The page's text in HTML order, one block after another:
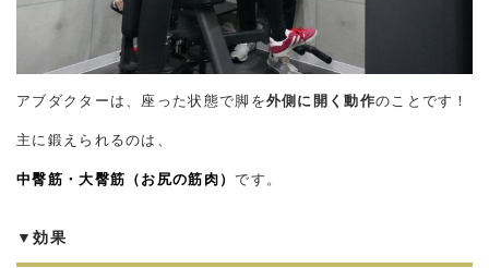
アブダクターは、座った状態で脚を外側に開く動作のことです！
主に鍛えられるのは、
中臀筋・大臀筋（お尻の筋肉）です。
▼効果